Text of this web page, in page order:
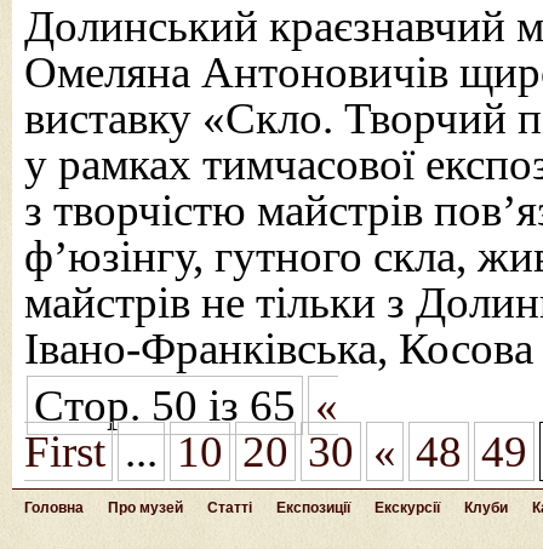
Долинський краєзнавчий
Омеляна Антоновичів
виставку «Скло. Творчий
у рамках тимчасової
з творчістю майстрів
ф’юзінгу, гутного скла,
майстрів не тільки з
Івано-Франківська,
Стор. 50 із 65 «
First ... 10 20 30 « 48 49
Головна Про музей Статті Експозиції Екскурсії Клуби